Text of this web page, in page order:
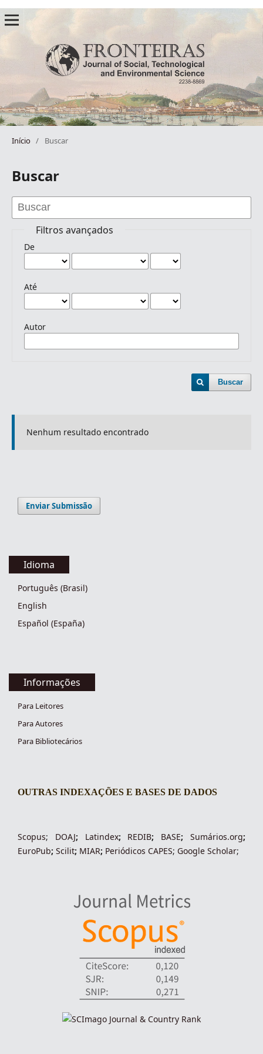
Início / Buscar
Buscar
Filtros avançados
De
Até
Autor
Buscar
Nenhum resultado encontrado
Enviar Submissão
Idioma
Português (Brasil)
English
Español (España)
Informações
Para Leitores
Para Autores
Para Bibliotecários
indexacoes-fronteiras
OUTRAS INDEXAÇÕES E BASES DE DADOS
Scopus; DOAJ; Latindex; REDIB; BASE;Sumários.org;
EuroPub; Scilit; MIAR; Periódicos CAPES; Google Scholar;
indexadores-fronteiras